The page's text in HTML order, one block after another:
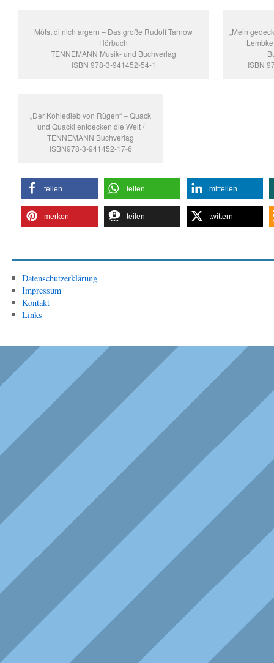
Mötst di nich argern – Das große Rudolf Tarnow
Hörbuch
TENNEMANN Musik- und Buchverlag
ISBN 978-3-941452-54-1
„Mein
ISBN
„Der Kohledieb von Rügen“ – Quack
und Quacki entdecken die Welt /
TENNEMANN Buchverlag
ISBN978-3-941452-17-6
teilen teilen mitteilen
merken teilen twittern
Datenschutzerklärung
Impressum
Kontakt
Links